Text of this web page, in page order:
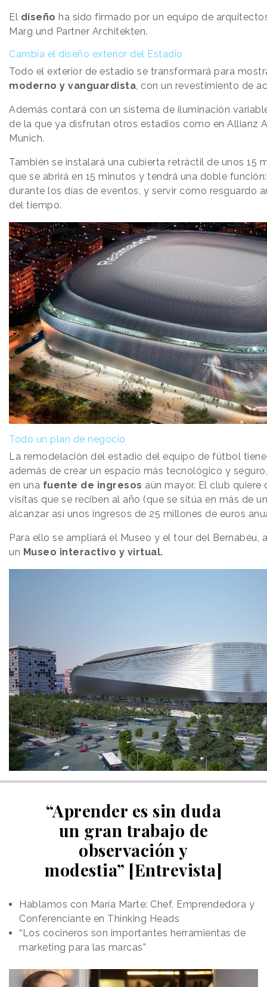
El diseño ha sido firmado por un equipo de
Marg und Partner Architekten.
Cambia el diseño exterior del Estadio
Todo el exterior de estadio se transformará para
moderno y vanguardista, con un revestimiento de
Además contará con un sistema de iluminación
de la que ya disfrutan otros estadios como en Allianz
Munich.
También se instalará una cubierta retráctil de unos 15
que se abrirá en 15 minutos y tendrá una doble
durante los días de eventos, y servir como resguardo
del tiempo.
Todo un plan de negocio
La remodelación del estadio del equipo de fútbol
además de crear un espacio más tecnológico y
en una fuente de ingresos aún mayor. El club
visitas que se reciben al año (que se sitúa en más de
alcanzar así unos ingresos de 25 millones de euros
Para ello se ampliará el Museo y el tour del Bernabéu,
un Museo interactivo y virtual.
“Aprender es sin duda
un gran trabajo de
observación y
modestia” [Entrevista]
Hablamos con María Marte: Chef, Emprendedora y
Conferenciante en Thinking Heads
“Los cocineros son importantes herramientas de
marketing para las marcas”